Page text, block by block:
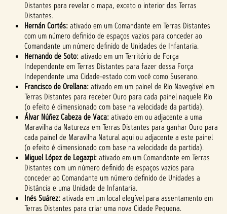
Distantes para revelar o mapa, exceto o interior das Terras
Distantes.
Hernán Cortés:ativado em um Comandante em Terras Distantes
com um número definido de espaços vazios para conceder ao
Comandante um número definido de Unidades de Infantaria.
Hernando de Soto:ativado em um Território de Força
Independente em Terras Distantes para fazer dessa Força
Independente uma Cidade-estado com você como Suserano.
Francisco de Orellana:ativado em um painel de Rio Navegável em
Terras Distantes para receber Ouro para cada painel naquele Rio
(o efeito é dimensionado com base na velocidade da partida).
Álvar Núñez Cabeza de Vaca:ativado em ou adjacente a uma
Maravilha da Natureza em Terras Distantes para ganhar Ouro para
cada painel de Maravilha Natural aqui ou adjacente a este painel
(o efeito é dimensionado com base na velocidade da partida).
Miguel López de Legazpi:ativado em um Comandante em Terras
Distantes com um número definido de espaços vazios para
conceder ao Comandante um número definido de Unidades a
Distância e uma Unidade de Infantaria.
Inés Suárez:ativada em um local elegível para assentamento em
Terras Distantes para criar uma nova Cidade Pequena.